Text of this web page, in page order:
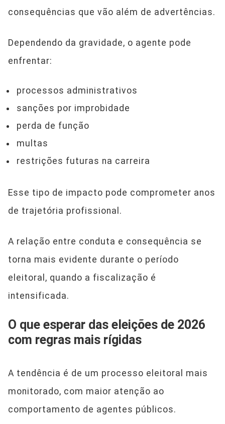
consequências que vão além de advertências.
Dependendo da gravidade, o agente pode
enfrentar:
processos administrativos
sanções por improbidade
perda de função
multas
restrições futuras na carreira
Esse tipo de impacto pode comprometer anos
de trajetória profissional.
A relação entre conduta e consequência se
torna mais evidente durante o período
eleitoral, quando a fiscalização é
intensificada.
O que esperar das eleições de 2026
com regras mais rígidas
A tendência é de um processo eleitoral mais
monitorado, com maior atenção ao
comportamento de agentes públicos.